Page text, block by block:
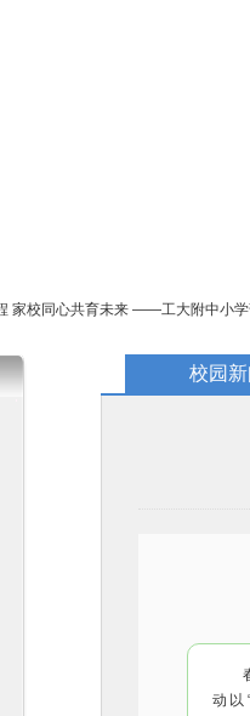
家校同心共育未来 ——工大附中小
校园
动